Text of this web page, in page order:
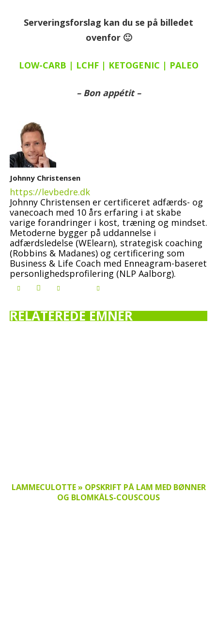
Serveringsforslag kan du se på billedet
ovenfor 🙂
LOW-CARB | LCHF | KETOGENIC | PALEO
– Bon appétit –
Johnny Christensen
https://levbedre.dk
Johnny Christensen er certificeret adfærds- og
vanecoach med 10 års erfaring i at skabe
varige forandringer i kost, træning og mindset.
Metoderne bygger på uddannelse i
adfærdsledelse (WElearn), strategisk coaching
(Robbins & Madanes) og certificering som
Business & Life Coach med Enneagram-baseret
personlighedsprofilering (NLP Aalborg).
RELATEREDE EMNER
LAMMECULOTTE » OPSKRIFT PÅ LAM MED BØNNER
OG BLOMKÅLS-COUSCOUS